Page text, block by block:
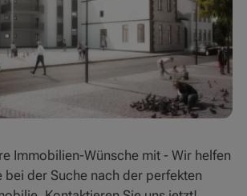
Immobilien-Wünsche mit - Wir helfen
bei der Suche nach der perfekten